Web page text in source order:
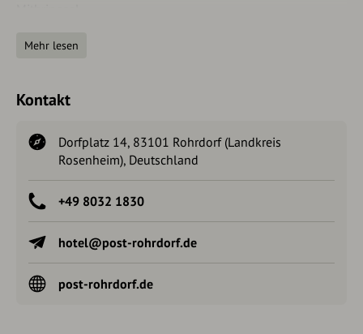
Dank der günstigen Lage eignet sich das Hotel auch
zur Verfügung, genauso wie reichlich Parkmöglichkeiten.
Das Hotel zur Post liegt ideal, im ruhigen Zentrum von
Region, nur 900 Meter von der Autobahn A 8.
DieAussage zur Barrierefreiheit beruht auf Angaben unserer
TouristInformationen bzw. des jeweiligen Betriebs. Für
detailliertere Informationenwenden Sie sich bitte direkt an
Ein Diamant
Überdurchschnittlich gutes Angebot, freundliche
Mehr lesen
Kontakt
Dorfplatz 14, 83101 Rohrdorf (Landkreis
Rosenheim), Deutschland
+49 8032 1830
hotel@post-rohrdorf.de
post-rohrdorf.de